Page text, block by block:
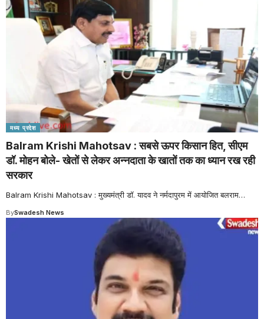
मध्य प्रदेश
Balram Krishi Mahotsav : सबसे ऊपर किसान हित, सीएम
डॉ. मोहन बोले- खेतों से लेकर अन्नदाता के खातों तक का ध्यान रख रही
सरकार
Balram Krishi Mahotsav : मुख्यमंत्री डॉ. यादव ने नर्मदापुरम में आयोजित बलराम…
BySwadesh News